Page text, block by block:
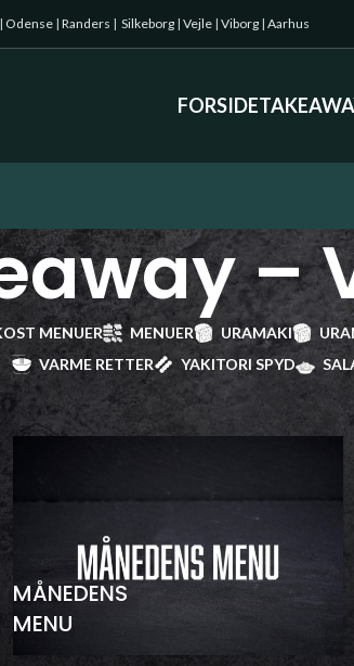
| Odense | Randers | Silkeborg | Vejle | Viborg | Aarhus
FORSIDE
–
MENUER MENUER URAMAKI
VARME RETTER
YAKITORI SPYD
Forside Takeaway – Vejle Afdeling
MÅNEDENS
MENU